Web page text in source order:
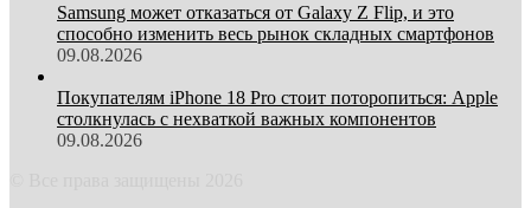
Samsung может отказаться от Galaxy Z Flip, и это
способно изменить весь рынок складных смартфонов
09.08.2026
Покупателям iPhone 18 Pro стоит поторопиться: Apple
столкнулась с нехваткой важных компонентов
09.08.2026